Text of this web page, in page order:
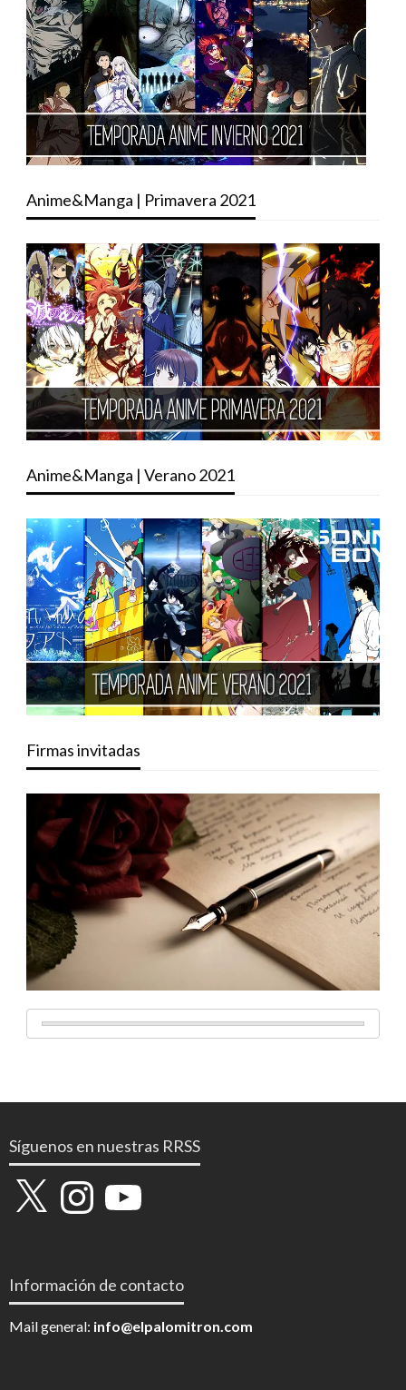
Anime&Manga | Primavera 2021
Anime&Manga | Verano 2021
Firmas invitadas
Síguenos en nuestras RRSS
X InstagramYouTube
Información de contacto
Mail general: info@elpalomitron.com